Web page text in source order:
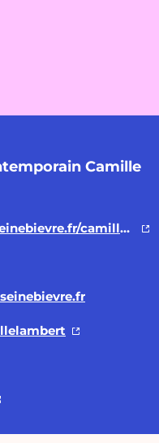
Camille
https://sortir.grandorlyseinebievre.fr/camille-lambert